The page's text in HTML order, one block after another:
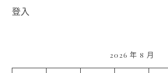
登入
2026 年 8 月